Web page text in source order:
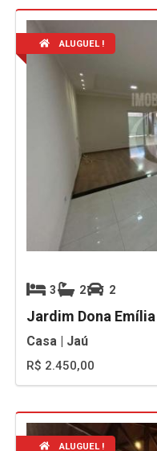
ALUGUEL !
3 2 2
Jardim Dona Emília
Casa | Jaú
R$ 2.450,00
ALUGUEL !